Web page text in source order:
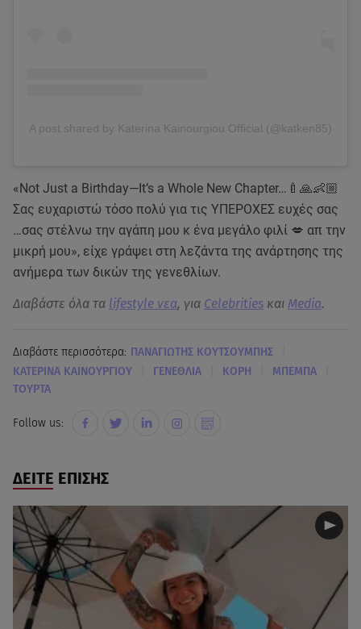
A post shared by Katerina Kainourgiou Official (@katken85)
«Not Just a Birthday—It’s a Whole New Chapter…🍼🙏👶🏼
Σας ευχαριστώ τόσο πολύ για τις ΥΠΕΡΟΧΕΣ ευχές σας
…σας στέλνω την αγάπη μου κ ένα μεγάλο φιλί 💋 απ την
μικρή μου», είχε γράψει στη λεζάντα της ανάρτησης της
ανήμερα των δικών της γενεθλίων.
Διαβάστε όλα τα lifestyle νεα, για Celebrities και Media.
Διαβάστε περισσότερα: ΠΑΝΑΓΙΩΤΗΣ ΚΟΥΤΣΟΥΜΠΗΣ
KΑΤΕΡΙΝΑ ΚΑΙΝΟΥΡΓΙΟΥ ΓΕΝΕΘΛΙΑ ΚΟΡΗ ΜΠΕΜΠΑ
ΤΟΥΡΤΑ
Follow us:
ΔΕΙΤΕ ΕΠΙΣΗΣ